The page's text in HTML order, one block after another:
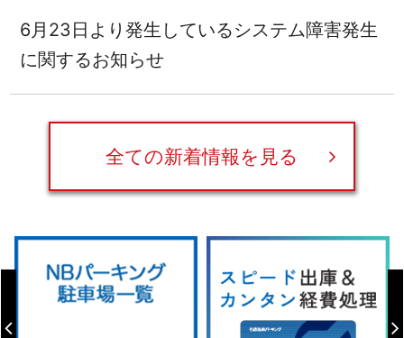
6月23日より発生しているシステム障害発生
に関するお知らせ
全ての新着情報を見る